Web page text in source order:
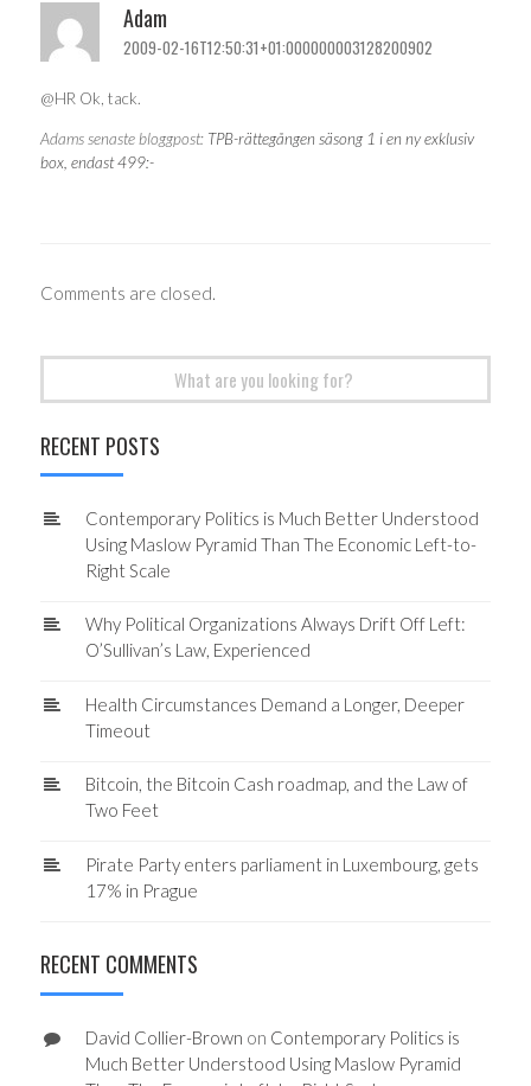
Adam
2009-02-16T12:50:31+01:000000003128200902
@HR Ok, tack.
Adams senaste bloggpost: TPB-rättegången säsong 1 i en ny exklusiv
box, endast 499:-
Comments are closed.
RECENT POSTS
Contemporary Politics is Much Better Understood
Using Maslow Pyramid Than The Economic Left-to-
Right Scale
Why Political Organizations Always Drift Off Left:
O’Sullivan’s Law, Experienced
Health Circumstances Demand a Longer, Deeper
Timeout
Bitcoin, the Bitcoin Cash roadmap, and the Law of
Two Feet
Pirate Party enters parliament in Luxembourg, gets
17% in Prague
RECENT COMMENTS
David Collier-Brown on Contemporary Politics is
Much Better Understood Using Maslow Pyramid